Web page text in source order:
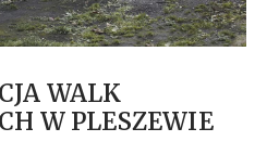
WALK
W PLESZEWIE